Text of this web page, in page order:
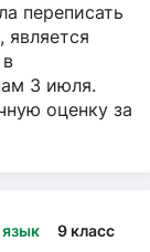
переписать
является
3 июля.
оценку за
язык 9 класс